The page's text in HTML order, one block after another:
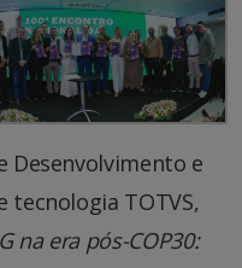
Desenvolvimento e
tecnologia TOTVS,
na era pós-COP30: